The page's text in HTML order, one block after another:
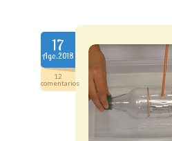
17
Ago.2018
12
comentarios